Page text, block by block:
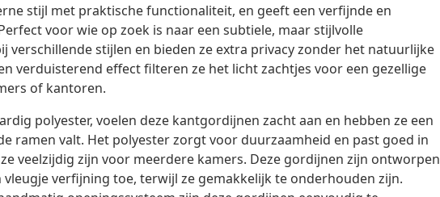
stijl met praktische functionaliteit, en geeft een verfijnde en
voor wie op zoek is naar een subtiele, maar stijlvolle
verschillende stijlen en bieden ze extra privacy zonder het natuurlijke
verduisterend effect filteren ze het licht zachtjes voor een gezellige
of kantoren.
polyester, voelen deze kantgordijnen zacht aan en hebben ze een
ramen valt. Het polyester zorgt voor duurzaamheid en past goed in
veelzijdig zijn voor meerdere kamers. Deze gordijnen zijn ontworpen
verfijning toe, terwijl ze gemakkelijk te onderhouden zijn.